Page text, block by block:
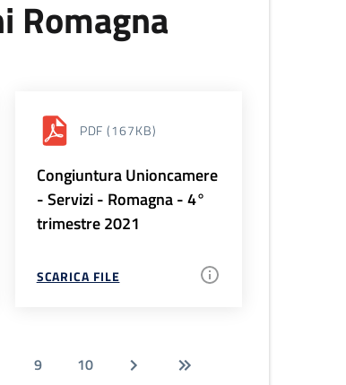
Romagna
PDF (167KB)
Congiuntura Unioncamere
- Servizi - Romagna - 4°
trimestre 2021
SCARICA FILE
9 10